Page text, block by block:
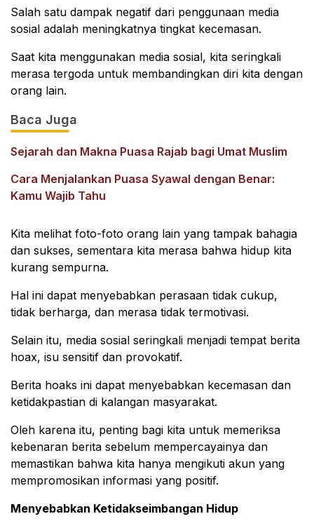
Salah satu dampak negatif dari penggunaan media
sosial adalah meningkatnya tingkat kecemasan.
Saat kita menggunakan media sosial, kita seringkali
merasa tergoda untuk membandingkan diri kita dengan
orang lain.
Baca Juga
Sejarah dan Makna Puasa Rajab bagi Umat Muslim
Cara Menjalankan Puasa Syawal dengan Benar:
Kamu Wajib Tahu
Kita melihat foto-foto orang lain yang tampak bahagia
dan sukses, sementara kita merasa bahwa hidup kita
kurang sempurna.
Hal ini dapat menyebabkan perasaan tidak cukup,
tidak berharga, dan merasa tidak termotivasi.
Selain itu, media sosial seringkali menjadi tempat berita
hoax, isu sensitif dan provokatif.
Berita hoaks ini dapat menyebabkan kecemasan dan
ketidakpastian di kalangan masyarakat.
Oleh karena itu, penting bagi kita untuk memeriksa
kebenaran berita sebelum mempercayainya dan
memastikan bahwa kita hanya mengikuti akun yang
mempromosikan informasi yang positif.
Menyebabkan Ketidakseimbangan Hidup